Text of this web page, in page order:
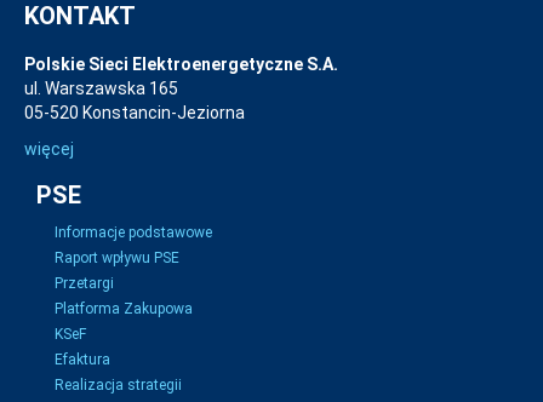
KONTAKT
Polskie Sieci Elektroenergetyczne S.A.
ul. Warszawska 165
05-520 Konstancin-Jeziorna
więcej
PSE
Informacje podstawowe
Raport wpływu PSE
Przetargi
Platforma Zakupowa
KSeF
Efaktura
Realizacja strategii